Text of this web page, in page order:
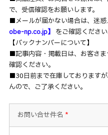
で、受信確認をお願いします。
■メールが届かない場合は、迷
obe-np.co.jp】 をご確認ください
【バックナンバーについて】
■記事内容・掲載日は、お客さま
確認ください。
■30日前まで在庫しております
んので、ご了承ください。
お問い合せ件名 *